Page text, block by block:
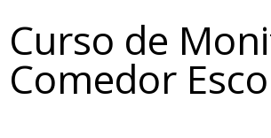
Curso de
Comedor